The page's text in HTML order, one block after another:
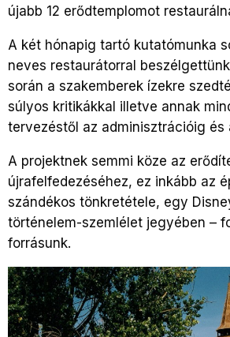
újabb 12 erődtemplomot
A két hónapig tartó kutatómunka
neves restaurátorral
során a szakemberek ízekre
súlyos kritikákkal illetve annak
tervezéstől az adminisztrációig és
A projektnek semmi köze az
újrafelfedezéséhez, ez inkább az
szándékos tönkretétele, egy
történelem-szemlélet jegyében –
forrásunk.